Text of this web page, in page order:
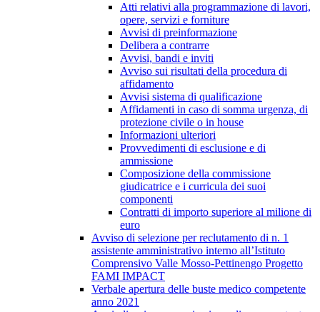
Atti relativi alla programmazione di lavori,
opere, servizi e forniture
Avvisi di preinformazione
Delibera a contrarre
Avvisi, bandi e inviti
Avviso sui risultati della procedura di
affidamento
Avvisi sistema di qualificazione
Affidamenti in caso di somma urgenza, di
protezione civile o in house
Informazioni ulteriori
Provvedimenti di esclusione e di
ammissione
Composizione della commissione
giudicatrice e i curricula dei suoi
componenti
Contratti di importo superiore al milione di
euro
Avviso di selezione per reclutamento di n. 1
assistente amministrativo interno all’Istituto
Comprensivo Valle Mosso-Pettinengo Progetto
FAMI IMPACT
Verbale apertura delle buste medico competente
anno 2021